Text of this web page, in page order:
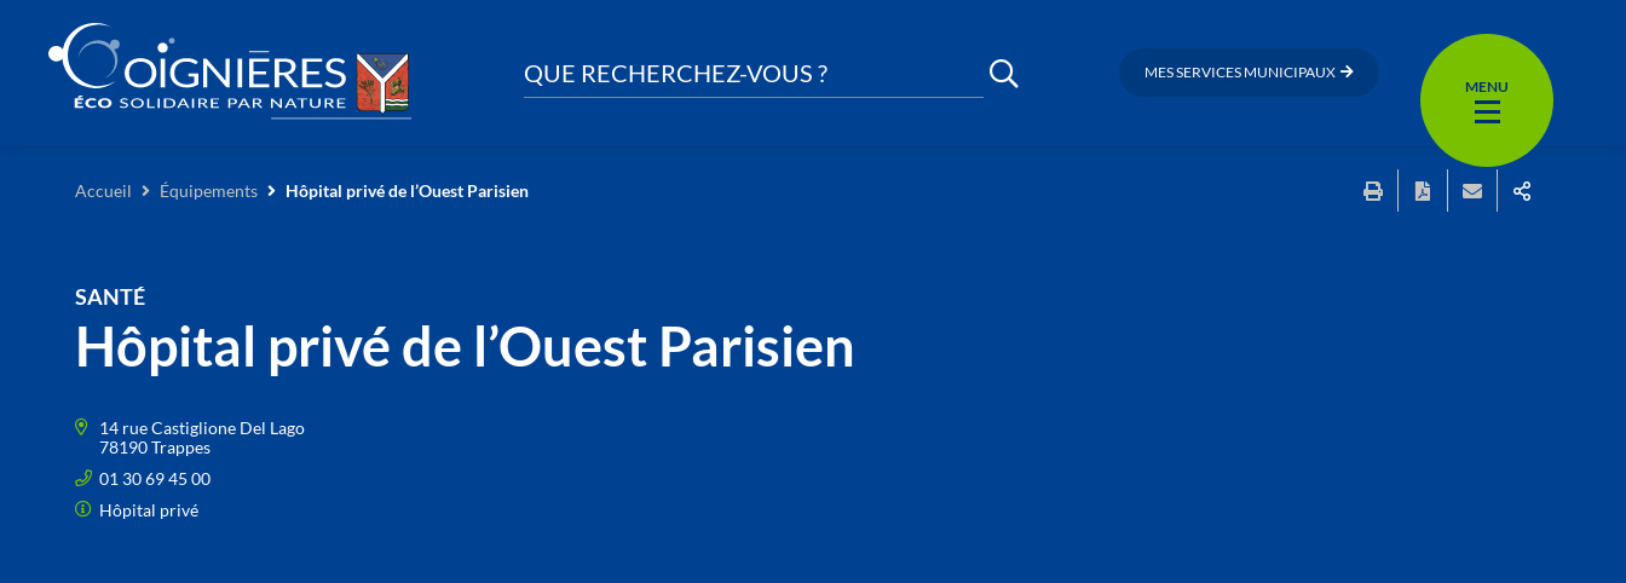
QUE RECHERCHEZ-VOUS ? MES SERVICES MUNICIPAUX
MENU
Accueil Équipements Hôpital privé de l’Ouest Parisien
SANTÉ
Hôpital privé de l’Ouest Parisien
14 rue Castiglione Del Lago
78190 Trappes
01 30 69 45 00
Hôpital privé